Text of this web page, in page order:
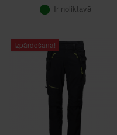
Ir noliktavā
Izpārdošana!